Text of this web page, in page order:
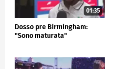
01:35
Dosso pre Birmingham:
"Sono maturata"